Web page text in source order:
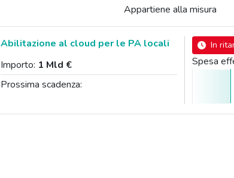
Appartiene alla misura
Abilitazione al cloud per le PA locali
Importo: 1 Mld €
Prossima scadenza:
In
Spesa